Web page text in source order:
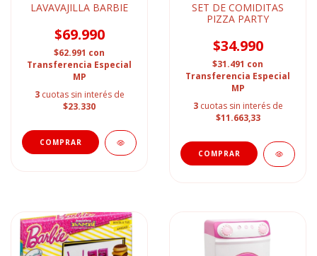
LAVAVAJILLA BARBIE
$69.990
$62.991 con
Transferencia Especial
MP
3 cuotas sin interés de
$23.330
SET DE COMIDITAS
PIZZA PARTY
$34.990
$31.491 con
Transferencia Especial
MP
3 cuotas sin interés de
$11.663,33